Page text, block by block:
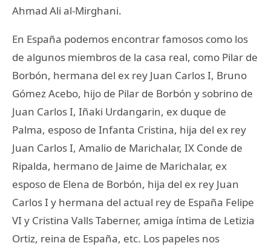
Ahmad Ali al-Mirghani.
En España podemos encontrar famosos como los
de algunos miembros de la casa real, como Pilar de
Borbón, hermana del ex rey Juan Carlos I, Bruno
Gómez Acebo, hijo de Pilar de Borbón y sobrino de
Juan Carlos I, Iñaki Urdangarin, ex duque de
Palma, esposo de Infanta Cristina, hija del ex rey
Juan Carlos I, Amalio de Marichalar, IX Conde de
Ripalda, hermano de Jaime de Marichalar, ex
esposo de Elena de Borbón, hija del ex rey Juan
Carlos I y hermana del actual rey de España Felipe
VI y Cristina Valls Taberner, amiga íntima de Letizia
Ortiz, reina de España, etc. Los papeles nos